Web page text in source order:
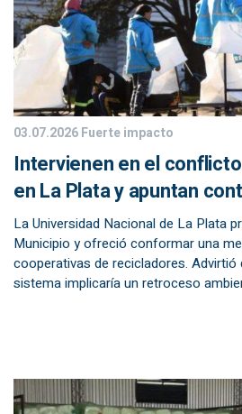
03.07.2026Fuerte impacto
Intervienen en el
en La Plata y apuntan
La Universidad Nacional de La Plata
Municipio y ofreció conformar una
cooperativas de recicladores. Advirtió
sistema implicaría un retroceso